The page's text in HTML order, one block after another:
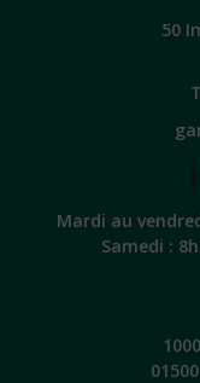
50
Mardi au
Samedi :